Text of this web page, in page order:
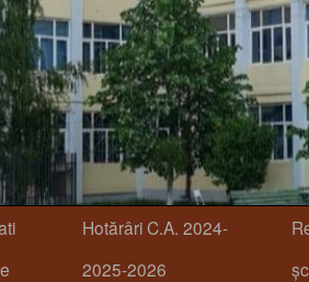
Hotărâri C.A. 2024-
2025-2026